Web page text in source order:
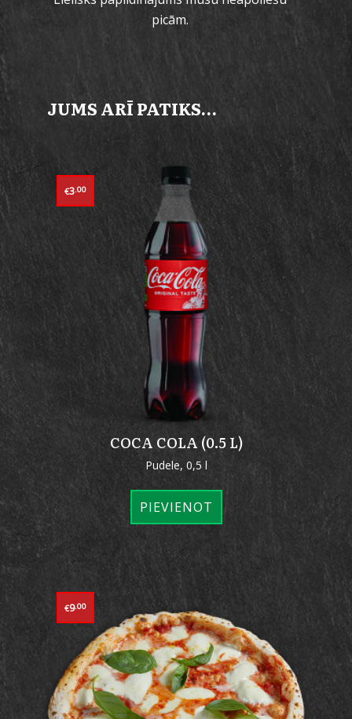
picām.
JUMS ARĪ PATIKS…
COCA COLA (0.5 L)
Pudele, 0,5 l
€3.00
PIEVIENOT
€9.00